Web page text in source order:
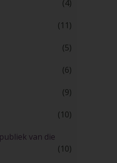
(4)
(11)
(5)
(6)
(9)
(10)
van die
(10)